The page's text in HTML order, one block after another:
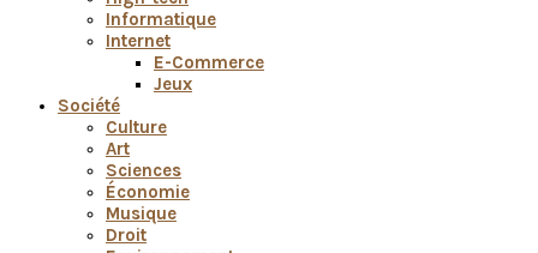
Informatique
Internet
E-Commerce
Jeux
Société
Culture
Art
Sciences
Économie
Musique
Droit